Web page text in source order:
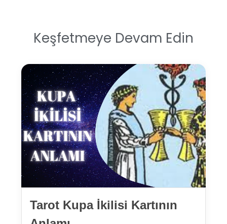
Keşfetmeye Devam Edin
Tarot Kupa İkilisi Kartının